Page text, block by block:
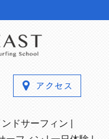
ドサーフィン